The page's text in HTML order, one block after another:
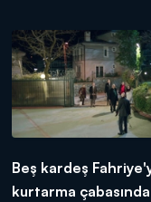
Beş kardeş
kurtarma çabasında